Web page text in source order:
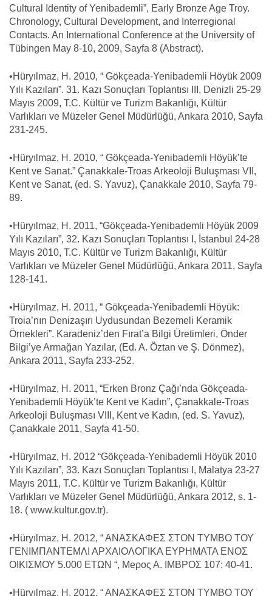
Cultural Identity of Yenibademli”, Early Bronze Age Troy.
Chronology, Cultural Development, and Interregional
Contacts. An International Conference at the University of
Tübingen May 8-10, 2009, Sayfa 8 (Abstract).
•Hüryılmaz, H. 2010, “ Gökçeada-Yenibademli Höyük 2009
Yılı Kazıları”. 31. Kazı Sonuçları Toplantısı III, Denizli 25-29
Mayıs 2009, T.C. Kültür ve Turizm Bakanlığı, Kültür
Varlıkları ve Müzeler Genel Müdürlüğü, Ankara 2010, Sayfa
231-245.
•Hüryılmaz, H. 2010, “ Gökçeada-Yenibademli Höyük’te
Kent ve Sanat.” Çanakkale-Troas Arkeoloji Buluşması VII,
Kent ve Sanat, (ed. S. Yavuz), Çanakkale 2010, Sayfa 79-
89.
•Hüryılmaz, H. 2011, “Gökçeada-Yenibademli Höyük 2009
Yılı Kazıları”, 32. Kazı Sonuçları Toplantısı I, İstanbul 24-28
Mayıs 2010, T.C. Kültür ve Turizm Bakanlığı, Kültür
Varlıkları ve Müzeler Genel Müdürlüğü, Ankara 2011, Sayfa
128-141.
•Hüryılmaz, H. 2011, “ Gökçeada-Yenibademli Höyük:
Troia’nın Denizaşırı Uydusundan Bezemeli Keramik
Örnekleri”. Karadeniz’den Fırat’a Bilgi Üretimleri, Önder
Bilgi’ye Armağan Yazılar, (Ed. A. Öztan ve Ş. Dönmez),
Ankara 2011, Sayfa 233-252.
•Hüryılmaz, H. 2011, “Erken Bronz Çağı’nda Gökçeada-
Yenibademli Höyük’te Kent ve Kadın”, Çanakkale-Troas
Arkeoloji Buluşması VIII, Kent ve Kadın, (ed. S. Yavuz),
Çanakkale 2011, Sayfa 41-50.
•Hüryılmaz, H. 2012 “Gökçeada-Yenibademli Höyük 2010
Yılı Kazıları”, 33. Kazı Sonuçları Toplantısı I, Malatya 23-27
Mayıs 2011, T.C. Kültür ve Turizm Bakanlığı, Kültür
Varlıkları ve Müzeler Genel Müdürlüğü, Ankara 2012, s. 1-
18. ( www.kultur.gov.tr).
•Hüryılmaz, H. 2012, “ ANAΣΚΑΦΕΣ ΣΤΟΝ ΤΥΜΒΟ ΤΟΥ
ΓΕΝΙΜΠΑΝΤΕΜΛΙ ΑΡΧΑΙΟΛΟΓΙΚΑ ΕΥΡΗΜΑΤΑ ΕΝΟΣ
ΟΙΚΙΣΜΟΥ 5.000 ΕΤΩΝ “, Μeρος Α. ΙΜΒΡΟΣ 107: 40-41.
•Hüryılmaz, H. 2012, “ ANAΣΚΑΦΕΣ ΣΤΟΝ ΤΥΜΒΟ ΤΟΥ